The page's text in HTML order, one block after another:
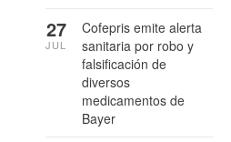
Cofepris emite alerta
sanitaria por robo y
falsificación de
diversos
medicamentos de
Bayer
27
JUL